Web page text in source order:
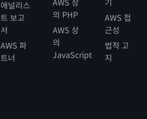
애널리스
트 보고
서
AWS 파
트너
의 PHP
AWS 상
의
JavaScript
AWS 접
근성
법적 고
지